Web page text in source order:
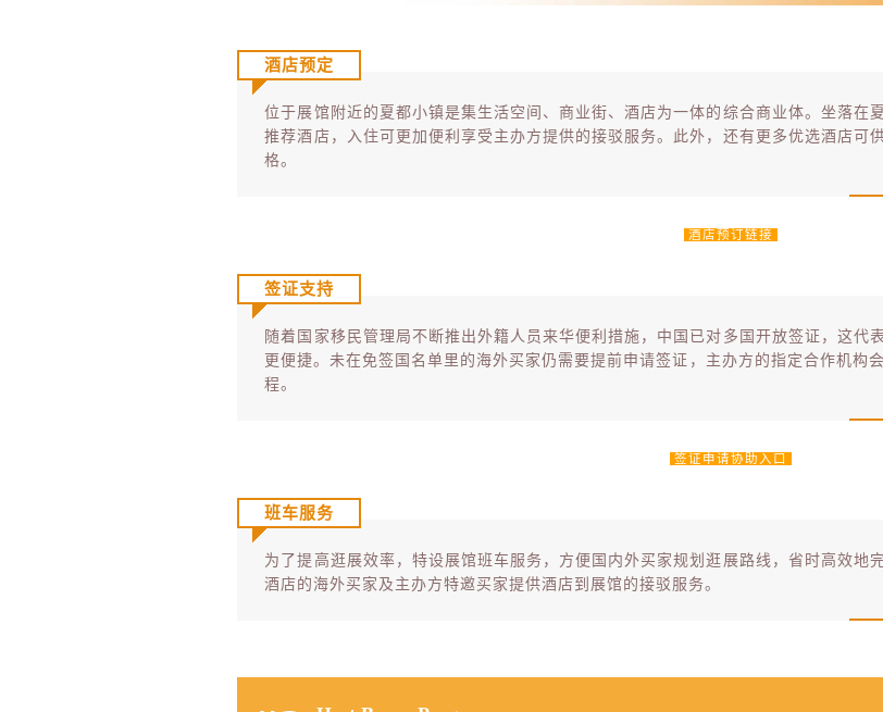
酒店预定
位于展馆附近的夏都小镇是集生活空间、商业街、酒店为一体的综合商业体。坐落在
推荐酒店，入住可更加便利享受主办方提供的接驳服务。此外，还有更多优选酒店可
格。
酒店预订链接
签证支持
随着国家移民管理局不断推出外籍人员来华便利措施，中国已对多国开放签证，这代
更便捷。未在免签国名单里的海外买家仍需要提前申请签证，主办方的指定合作机构
程。
签证申请协助入口
班车服务
为了提高逛展效率，特设展馆班车服务，方便国内外买家规划逛展路线，省时高效地
酒店的海外买家及主办方特邀买家提供酒店到展馆的接驳服务。